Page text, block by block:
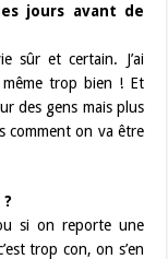
jours avant de
sûr et certain. J’ai
même trop bien ! Et
des gens mais plus
comment on va être
si on reporte une
trop con, on s’en